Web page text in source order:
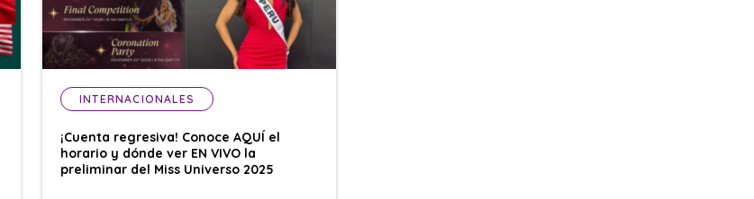
INTERNACIONALES
¡Cuenta regresiva! Conoce AQUÍ el
horario y dónde ver EN VIVO la
preliminar del Miss Universo 2025